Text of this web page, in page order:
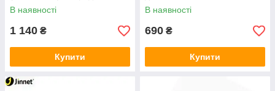
GoPro Hero 5, 6 (код
XTGP374)
В наявності
1 140 ₴
Купити
1800 ma
В наявності
690 ₴
Купити